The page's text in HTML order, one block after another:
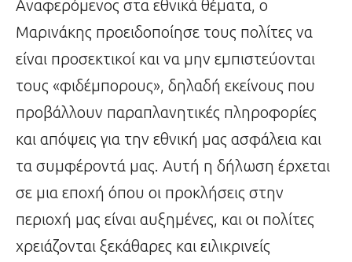
Αναφερόμενος στα εθνικά θέματα, ο
Μαρινάκης προειδοποίησε τους πολίτες να
είναι προσεκτικοί και να μην εμπιστεύονται
τους «φιδέμπορους», δηλαδή εκείνους που
προβάλλουν παραπλανητικές πληροφορίες
και απόψεις για την εθνική μας ασφάλεια και
τα συμφέροντά μας. Αυτή η δήλωση έρχεται
σε μια εποχή όπου οι προκλήσεις στην
περιοχή μας είναι αυξημένες, και οι πολίτες
χρειάζονται ξεκάθαρες και ειλικρινείς